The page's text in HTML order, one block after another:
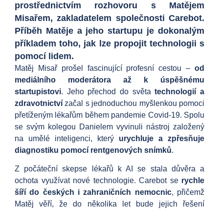
prostřednictvím rozhovoru s Matějem
Misařem, zakladatelem společnosti Carebot.
Příběh Matěje a jeho startupu je dokonalým
příkladem toho, jak lze propojit technologii s
pomocí lidem.
Matěj Misař prošel fascinující profesní cestou – od
mediálního moderátora až k úspěšnému
startupistovi. Jeho přechod do světatechnologií a
zdravotnictví začal s jednoduchou myšlenkou pomoci
přetíženým lékařům během pandemie Covid-19. Spolu
se svým kolegou Danielem vyvinuli nástroj založený
na umělé inteligenci, který urychluje a zpřesňuje
diagnostiku pomocí rentgenových snímků.
Z počáteční skepse lékařů k AI se stala důvěra a
ochota využívat nové technologie. Carebot se rychle
šíří do českých i zahraničních nemocnic, přičemž
Matěj věří, že do několika let bude jejich řešení